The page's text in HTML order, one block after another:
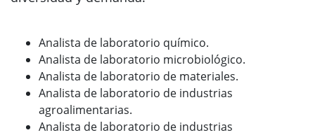
Analista de laboratorio químico.
Analista de laboratorio microbiológico.
Analista de laboratorio de materiales.
Analista de laboratorio de industrias
agroalimentarias.
Analista de laboratorio de industrias